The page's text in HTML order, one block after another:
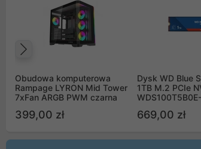
Obudowa komputerowa
Rampage LYRON Mid Tower
7xFan ARGB PWM czarna
399,00 zł
Dysk WD Blue
1TB M.2 PCIe
669,00 zł